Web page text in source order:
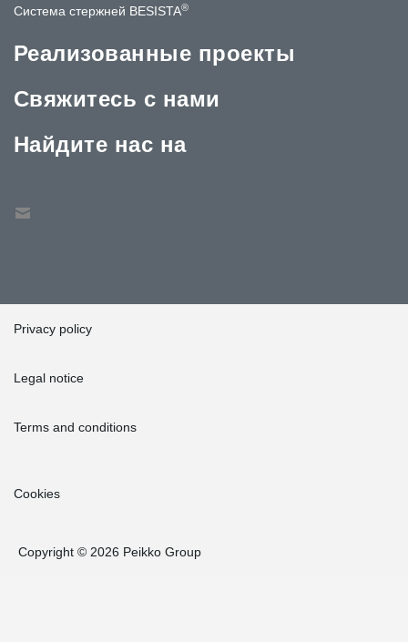
Система стержней BESISTA®
Реализованные проекты
Свяжитесь с нами
Найдите нас на
Privacy policy
Legal notice
Terms and conditions
Cookies
Copyright © 2026 Peikko Group